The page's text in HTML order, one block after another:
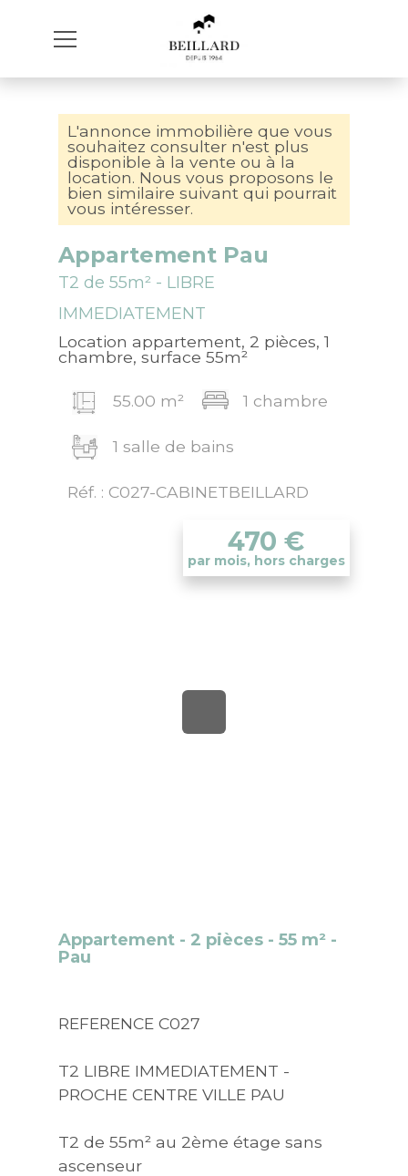
L'annonce immobilière que vous
souhaitez consulter n'est plus
disponible à la vente ou à la
location. Nous vous proposons le
bien similaire suivant qui pourrait
vous intéresser.
Appartement Pau
T2 de 55m² - LIBRE
IMMEDIATEMENT
Location appartement, 2 pièces, 1
chambre, surface 55m²
55.00 m² 1 chambre
1 salle de bains
Réf. : C027-CABINETBEILLARD
470 €
par mois, hors charges
Appartement - 2 pièces - 55 m² -
Pau
REFERENCE C027
T2 LIBRE IMMEDIATEMENT -
PROCHE CENTRE VILLE PAU
T2 de 55m² au 2ème étage sans
ascenseur